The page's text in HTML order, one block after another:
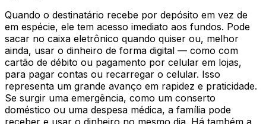
Quando o destinatário recebe por depósito em vez de
em espécie, ele tem acesso imediato aos fundos. Pode
sacar no caixa eletrônico quando quiser ou, melhor
ainda, usar o dinheiro de forma digital — como com
cartão de débito ou pagamento por celular em lojas,
para pagar contas ou recarregar o celular. Isso
representa um grande avanço em rapidez e praticidade.
Se surgir uma emergência, como um conserto
doméstico ou uma despesa médica, a família pode
receber e usar o dinheiro no mesmo dia. Há também a